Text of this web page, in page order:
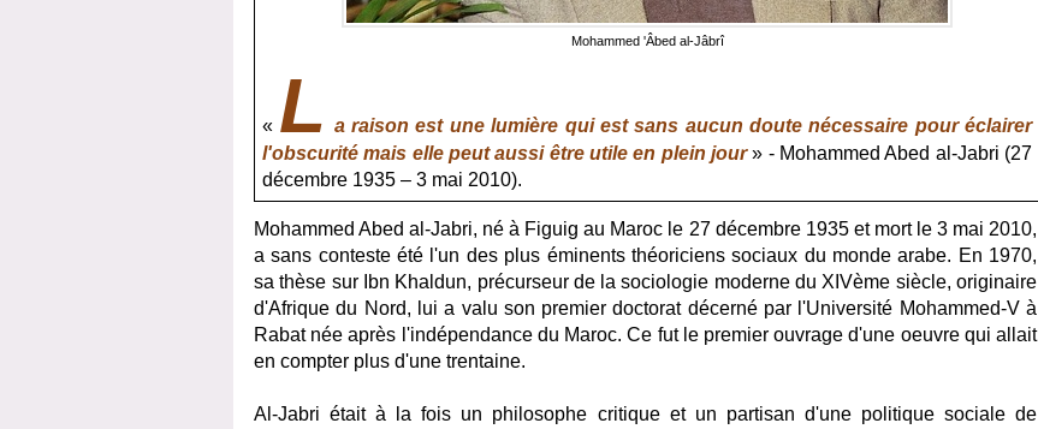
Mohammed 'Âbed al-Jâbrî
« L a raison est une lumière qui est sans aucun doute nécessaire pour éclairer
l'obscurité mais elle peut aussi être utile en plein jour» - Mohammed Abed al-Jabri (27
décembre 1935 – 3 mai 2010).
Mohammed Abed al-Jabri, né à Figuig au Maroc le 27 décembre 1935 et mort le 3 mai 2010,
a sans conteste été l'un des plus éminents théoriciens sociaux du monde arabe. En 1970,
sa thèse sur Ibn Khaldun, précurseur de la sociologie moderne du XIVème siècle, originaire
d'Afrique du Nord, lui a valu son premier doctorat décerné par l'Université Mohammed-V à
Rabat née après l'indépendance du Maroc. Ce fut le premier ouvrage d'une oeuvre qui allait
en compter plus d'une trentaine.
Al-Jabri était à la fois un philosophe critique et un partisan d'une politique sociale de